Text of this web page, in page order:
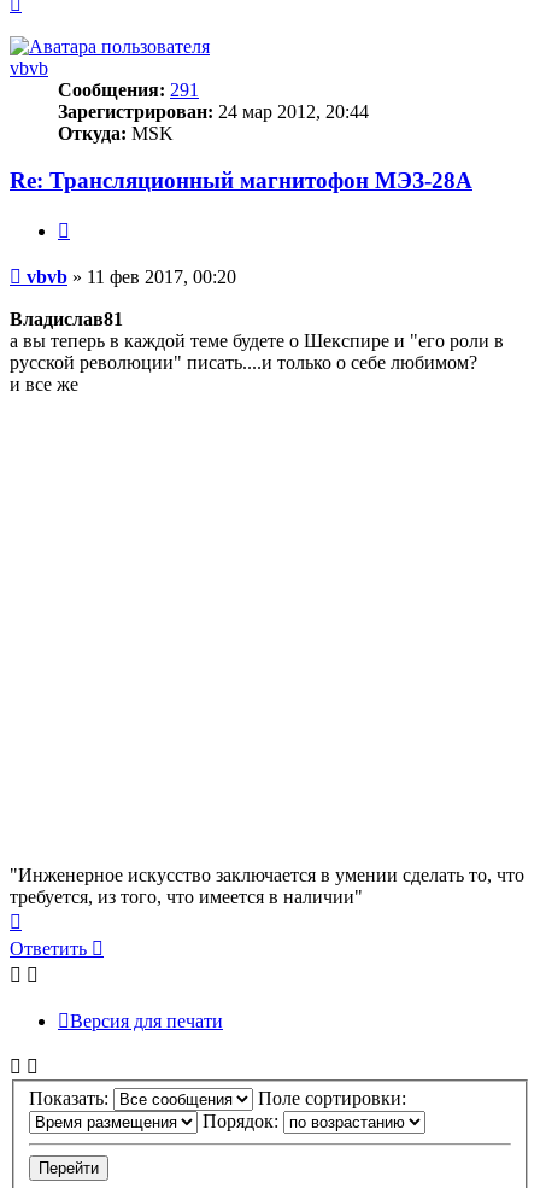
началу
vbvb
Сообщения: 291
Зарегистрирован: 24 мар 2012, 20:44
Откуда: MSK
Re: Трансляционный магнитофон МЭЗ-28А
Сообщение
vbvb » 11 фев 2017, 00:20
Владислав81
а вы теперь в каждой теме будете о Шекспире и "его роли в
русской революции" писать....и только о себе любимом?
и все же
"Инженерное искусство заключается в умении сделать то, что
требуется, из того, что имеется в наличии"
к
началу
Ответить
Версия для печати
Показать:
Поле сортировки:
Порядок: